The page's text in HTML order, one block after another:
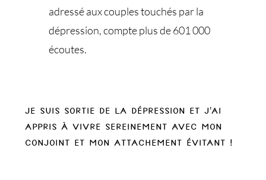
adressé aux couples touchés par la
dépression, compte plus de 601 000
écoutes.
Je suis sortie de la dépression et j’ai
appris à vivre sereinement avec mon
conjoint et mon attachement évitant !